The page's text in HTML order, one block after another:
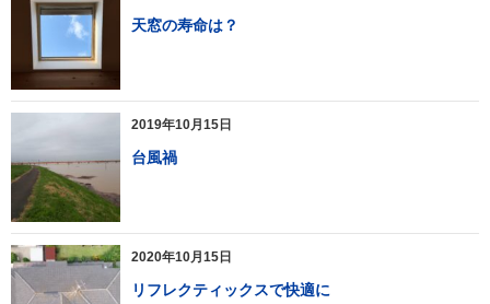
天窓の寿命は？
2019年10月15日
台風禍
2020年10月15日
リフレクティックスで快適に